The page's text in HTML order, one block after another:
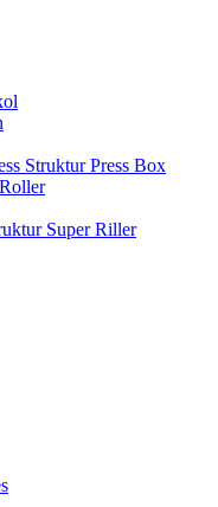
Struktur Press Box
Super Riller